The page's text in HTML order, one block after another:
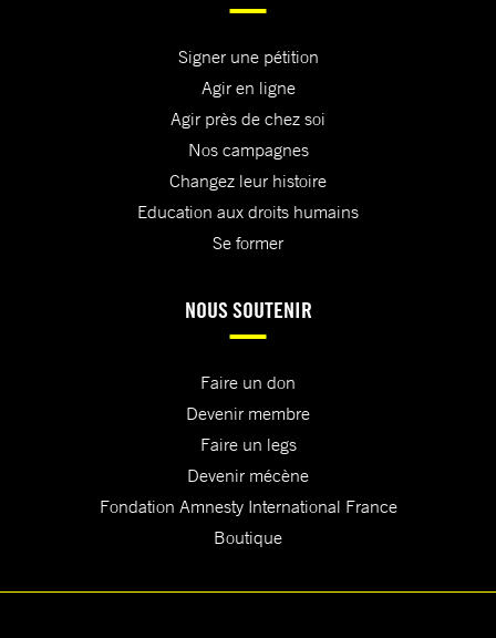
Signer une pétition
Agir en ligne
Agir près de chez soi
Nos campagnes
Changez leur histoire
Education aux droits humains
Se former
NOUS SOUTENIR
Faire un don
Devenir membre
Faire un legs
Devenir mécène
Fondation Amnesty International France
Boutique